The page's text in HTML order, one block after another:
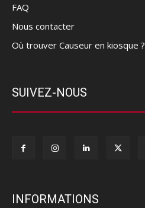
FAQ
Nous contacter
Où trouver Causeur en kiosque ?
SUIVEZ-NOUS
INFORMATIONS